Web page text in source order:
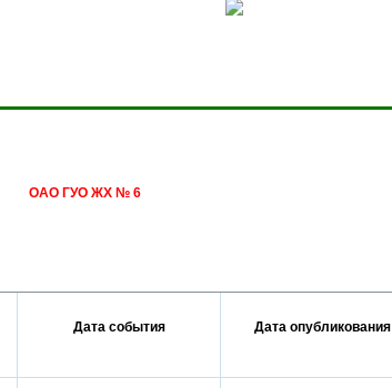
ОАО ГУО ЖХ № 6
Дата события Дата опубликования